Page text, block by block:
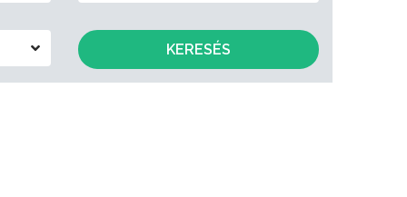
KERESÉS